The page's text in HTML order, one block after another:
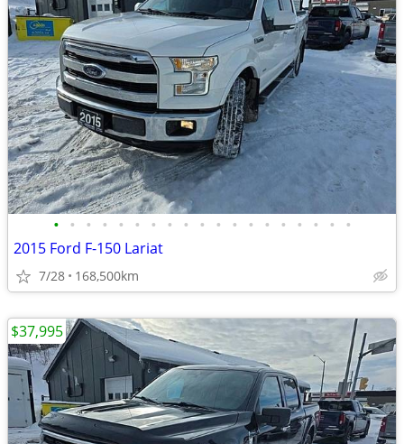
• • • • • • • • • • • • • • • • • • •
2015 Ford F-150 Lariat
7/28 168,500km
$37,995